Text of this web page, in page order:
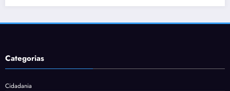
Categorias
Cidadania